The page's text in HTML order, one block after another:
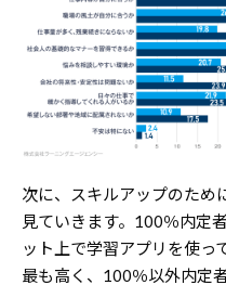
次に、スキルアップのため
見ていきます。100％内定
ット上で学習アプリを使っ
最も高く、100％以外内定